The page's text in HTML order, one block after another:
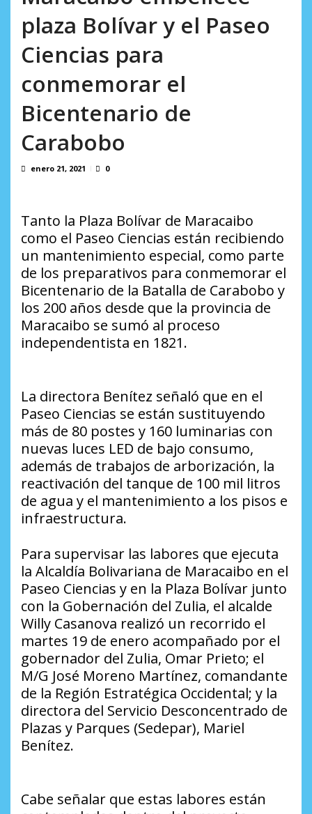
apagones y promesas incumplidas...
agosto 6, 2026
plaza Bolívar y el Paseo
Ciencias para
conmemorar el
Bicentenario de
Carabobo
enero 21, 2021 0
Tanto la Plaza Bolívar de Maracaibo
como el Paseo Ciencias están recibiendo
un mantenimiento especial, como parte
de los preparativos para conmemorar el
Bicentenario de la Batalla de Carabobo y
los 200 años desde que la provincia de
Maracaibo se sumó al proceso
independentista en 1821.
La directora Benítez señaló que en el
Paseo Ciencias se están sustituyendo
más de 80 postes y 160 luminarias con
nuevas luces LED de bajo consumo,
además de trabajos de arborización, la
reactivación del tanque de 100 mil litros
de agua y el mantenimiento a los pisos e
infraestructura.
Para supervisar las labores que ejecuta
la Alcaldía Bolivariana de Maracaibo en el
Paseo Ciencias y en la Plaza Bolívar junto
con la Gobernación del Zulia, el alcalde
Willy Casanova realizó un recorrido el
martes 19 de enero acompañado por el
gobernador del Zulia, Omar Prieto; el
M/G José Moreno Martínez, comandante
de la Región Estratégica Occidental; y la
directora del Servicio Desconcentrado de
Plazas y Parques (Sedepar), Mariel
Benítez.
Cabe señalar que estas labores están